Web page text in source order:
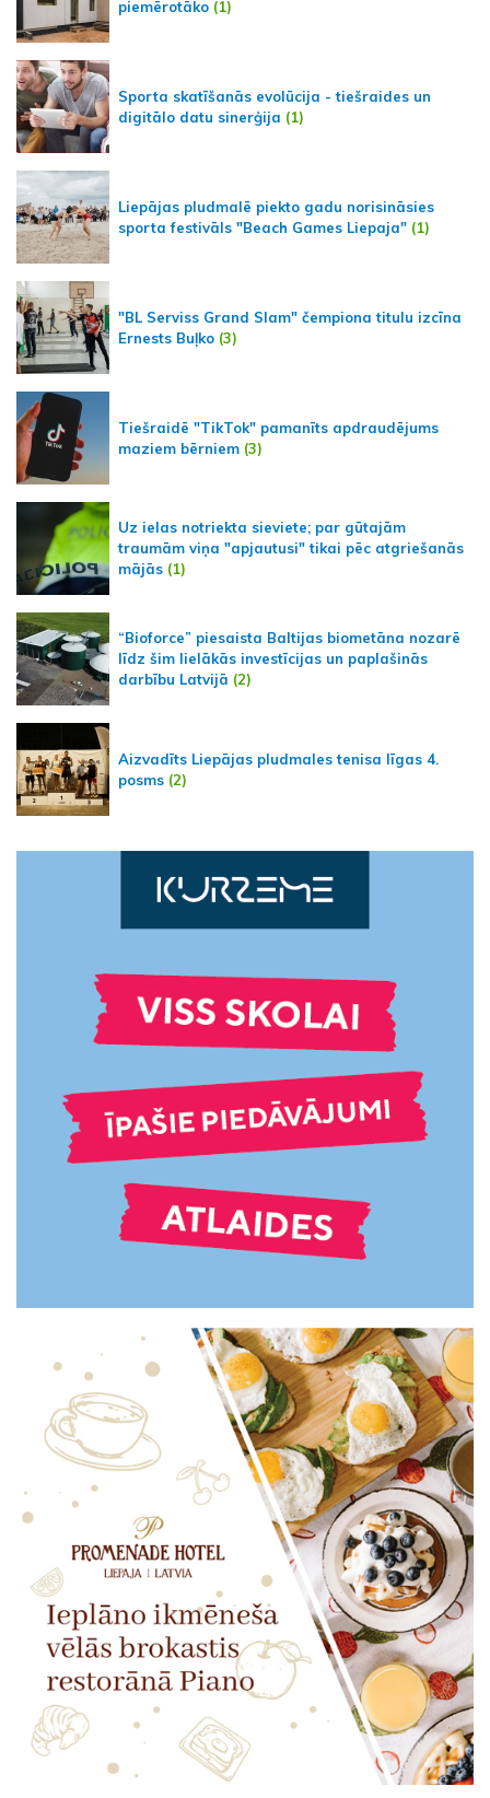
piemērotāko (1)
Sporta skatīšanās evolūcija - tiešraides un
digitālo datu sinerģija (1)
Liepājas pludmalē piekto gadu norisināsies
sporta festivāls "Beach Games Liepaja" (1)
"BL Serviss Grand Slam" čempiona titulu izcīna
Ernests Buļko (3)
Tiešraidē "TikTok" pamanīts apdraudējums
maziem bērniem (3)
Uz ielas notriekta sieviete; par gūtajām
traumām viņa "apjautusi" tikai pēc atgriešanās
mājās (1)
“Bioforce” piesaista Baltijas biometāna nozarē
līdz šim lielākās investīcijas un paplašinās
darbību Latvijā (2)
Aizvadīts Liepājas pludmales tenisa līgas 4.
posms (2)